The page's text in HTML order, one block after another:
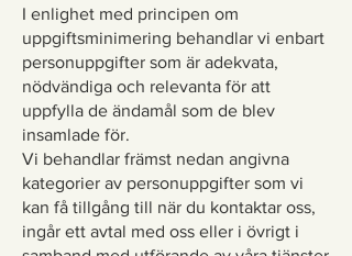
I enlighet med principen om
uppgiftsminimering behandlar vi enbart
personuppgifter som är adekvata,
nödvändiga och relevanta för att
uppfylla de ändamål som de blev
insamlade för.
Vi behandlar främst nedan angivna
kategorier av personuppgifter som vi
kan få tillgång till när du kontaktar oss,
ingår ett avtal med oss eller i övrigt i